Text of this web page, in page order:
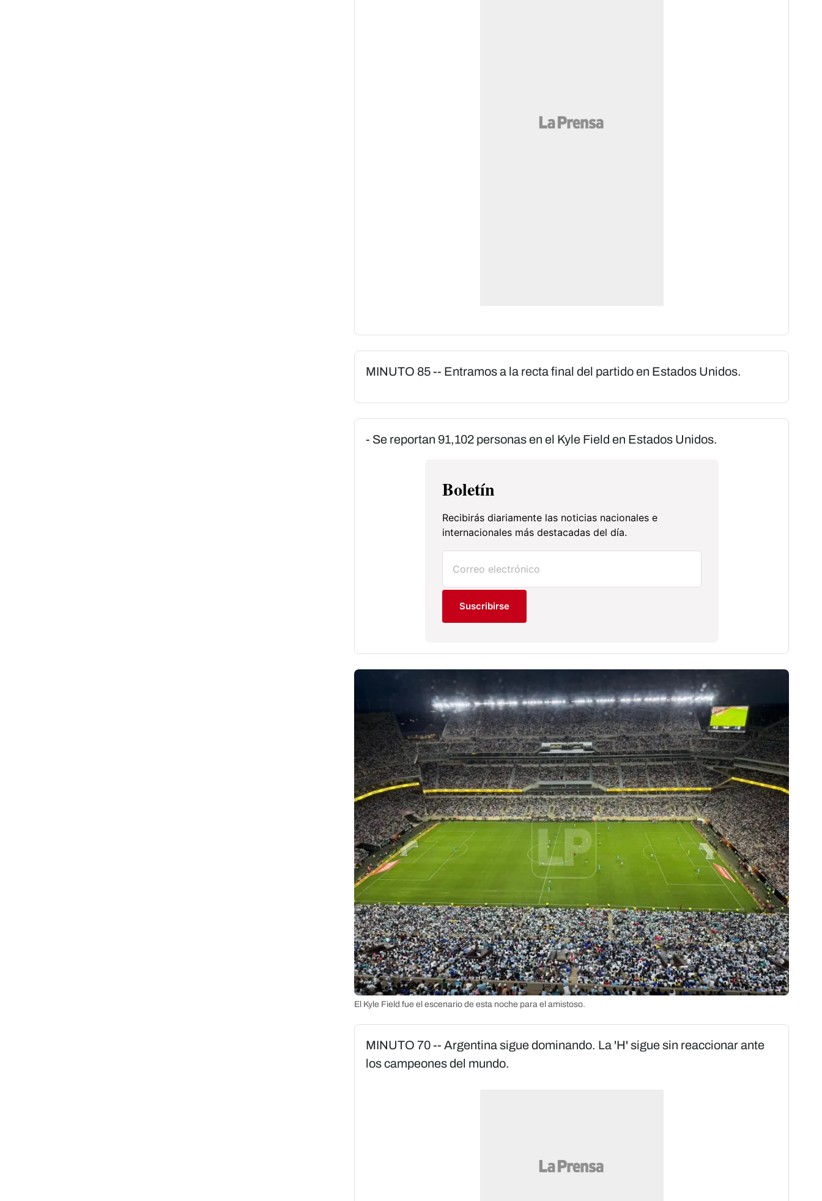
MINUTO 85 -- Entramos a la recta final del partido en Estados Unidos.
- Se reportan 91,102 personas en el Kyle Field en Estados Unidos.
Boletín
Recibirás diariamente las noticias nacionales e
internacionales más destacadas del día.
Suscribirse
El Kyle Field fue el escenario de esta noche para el amistoso.
MINUTO 70 -- Argentina sigue dominando. La 'H' sigue sin reaccionar ante
los campeones del mundo.